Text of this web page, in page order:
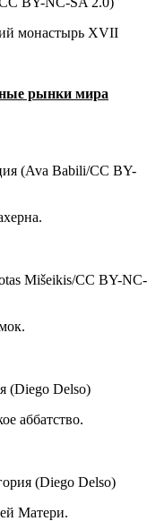
монастырь XVII
рынки мира
(Ava Babili/CC BY-
Mišeikis/CC BY-NC-
(Diego Delso)
аббатство.
(Diego Delso)
Матери.